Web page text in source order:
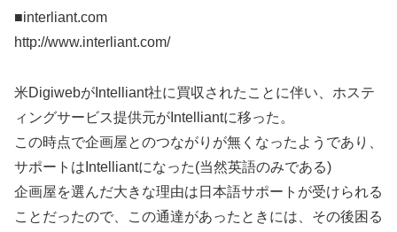
■interliant.com
http://www.interliant.com/
米DigiwebがIntelliant社に買収されたことに伴い、ホステ
ィングサービス提供元がIntelliantに移った。
この時点で企画屋とのつながりが無くなったようであり、
サポートはIntelliantになった(当然英語のみである)
企画屋を選んだ大きな理由は日本語サポートが受けられる
ことだったので、この通達があったときには、その後困る